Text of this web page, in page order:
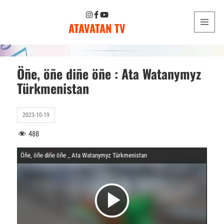
ATAVATAN TV
Öñe, öñe diñe öñe : Ata Watanymyz
Türkmenistan
2023-10-19
488
Öñe, öñe diñe öñe _ Ata Watanymyz Türkmenistan
V